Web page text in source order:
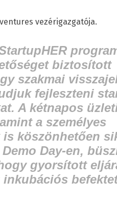
vezérigazgatója.
biztosított
szakmai
fejleszteni
A kétnapos
a személyes
köszönhetően
Day-en,
gyorsított
inkubációs